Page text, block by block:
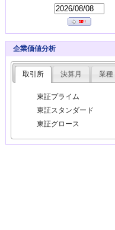
企業価値分析
取引所 決算月 業種
東証プライム
東証スタンダード
東証グロース